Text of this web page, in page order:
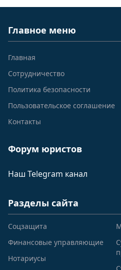
Главное меню
Главная
Сотрудничество
Политика безопасности
Пользовательское соглашение
Контакты
Форум юристов
Наш Telegram канал
Разделы сайта
Соцзащита
Финансовые управляющие
Нотариусы